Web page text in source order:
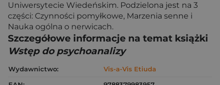
Uniwersytecie Wiedeńskim. Podzielona jest na 3
części: Czynności pomyłkowe, Marzenia senne i
Nauka ogólna o nerwicach.
Szczegółowe informacje na temat książki
Wstęp do psychoanalizy
Wydawnictwo:
Vis-a-Vis Etiuda